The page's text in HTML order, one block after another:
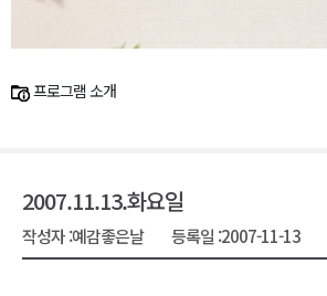
프로그램 소개
2007.11.13.화요일
작성자 :예감좋은날 등록일 :2007-11-13